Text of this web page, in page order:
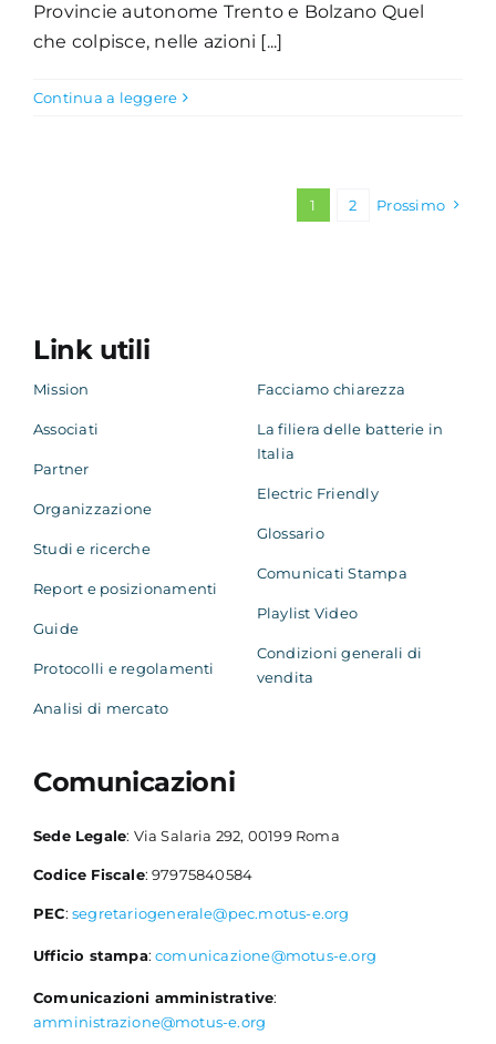
Provincie autonome Trento e Bolzano Quel
che colpisce, nelle azioni [...]
Continua a leggere
1 2 Prossimo
Link utili
Mission
Associati
Partner
Organizzazione
Studi e ricerche
Report e posizionamenti
Guide
Protocolli e regolamenti
Analisi di mercato
Facciamo chiarezza
La filiera delle batterie in
Italia
Electric Friendly
Glossario
Comunicati Stampa
Playlist Video
Condizioni generali di
vendita
Comunicazioni
Sede Legale: Via Salaria 292, 00199 Roma
Codice Fiscale: 97975840584
PEC: segretariogenerale@pec.motus-e.org
Ufficio stampa:comunicazione@motus-e.org
Comunicazioni amministrative:
amministrazione@motus-e.org